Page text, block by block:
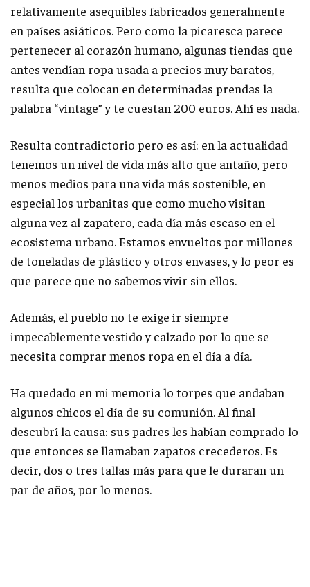
relativamente asequibles fabricados generalmente
en países asiáticos. Pero como la picaresca parece
pertenecer al corazón humano, algunas tiendas que
antes vendían ropa usada a precios muy baratos,
resulta que colocan en determinadas prendas la
palabra “vintage” y te cuestan 200 euros. Ahí es nada.
Resulta contradictorio pero es así: en la actualidad
tenemos un nivel de vida más alto que antaño, pero
menos medios para una vida más sostenible, en
especial los urbanitas que como mucho visitan
alguna vez al zapatero, cada día más escaso en el
ecosistema urbano. Estamos envueltos por millones
de toneladas de plástico y otros envases, y lo peor es
que parece que no sabemos vivir sin ellos.
Además, el pueblo no te exige ir siempre
impecablemente vestido y calzado por lo que se
necesita comprar menos ropa en el día a día.
Ha quedado en mi memoria lo torpes que andaban
algunos chicos el día de su comunión. Al final
descubrí la causa: sus padres les habían comprado lo
que entonces se llamaban zapatos crecederos. Es
decir, dos o tres tallas más para que le duraran un
par de años, por lo menos.